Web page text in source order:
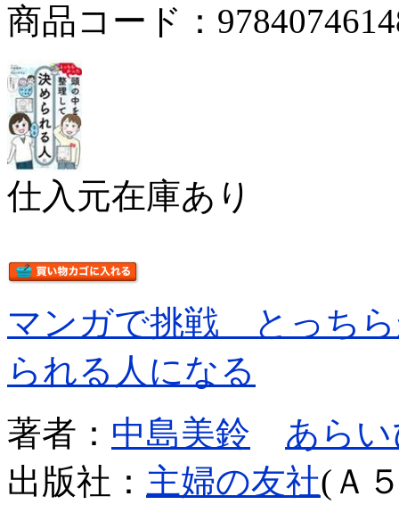
商品コード：
仕入元在庫あり
マンガで挑戦 とっち
られる人になる
著者： 中島美鈴
あら
出版社： 主婦の友社(Ａ